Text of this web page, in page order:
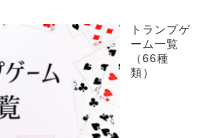
トランプゲ
ーム一覧
（66種
類）